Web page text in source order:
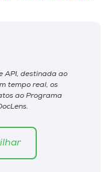
API, destinada ao
tempo real, os
ao Programa